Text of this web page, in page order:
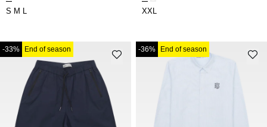
S M L XXL
-33% End of season -36% End of season